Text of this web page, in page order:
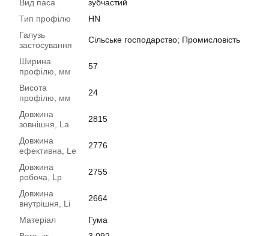
Вид паса
зубчастий
Тип профілю
HN
Галузь
застосування
Сільське господарство; Промисловість
Ширина
профілю, мм
57
Висота
профілю, мм
24
Довжина
зовнішня, La
2815
Довжина
ефективна, Le
2776
Довжина
робоча, Lp
2755
Довжина
внутрішня, Li
2664
Матеріал
Гума